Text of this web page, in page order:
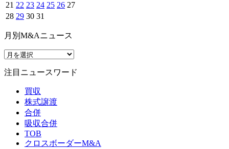
21 22 23 24 25 26 27
28 29 30 31
月別M&Aニュース
注目ニュースワード
買収
株式譲渡
合併
吸収合併
TOB
クロスボーダーM&A